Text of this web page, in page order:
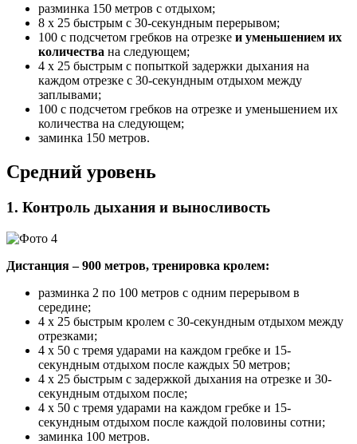
разминка 150 метров с отдыхом;
8 х 25 быстрым с 30-секундным перерывом;
100 с подсчетом гребков на отрезке и уменьшением их
количества на следующем;
4 х 25 быстрым с попыткой задержки дыхания на
каждом отрезке с 30-секундным отдыхом между
заплывами;
100 с подсчетом гребков на отрезке и уменьшением их
количества на следующем;
заминка 150 метров.
Средний уровень
1. Контроль дыхания и выносливость
Дистанция – 900 метров, тренировка кролем:
разминка 2 по 100 метров с одним перерывом в
середине;
4 х 25 быстрым кролем с 30-секундным отдыхом между
отрезками;
4 х 50 с тремя ударами на каждом гребке и 15-
секундным отдыхом после каждых 50 метров;
4 х 25 быстрым с задержкой дыхания на отрезке и 30-
секундным отдыхом после;
4 х 50 с тремя ударами на каждом гребке и 15-
секундным отдыхом после каждой половины сотни;
заминка 100 метров.